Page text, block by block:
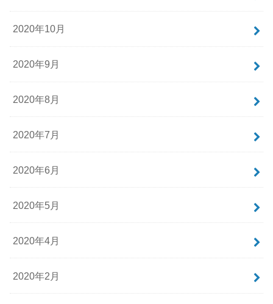
2020年10月
2020年9月
2020年8月
2020年7月
2020年6月
2020年5月
2020年4月
2020年2月